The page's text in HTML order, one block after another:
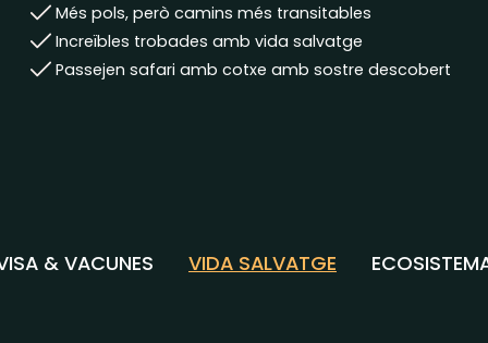
Més pols, però camins més transitables
Increïbles trobades amb vida salvatge
Passejen safari amb cotxe amb sostre descobert
& VACUNES VIDA SALVATGE